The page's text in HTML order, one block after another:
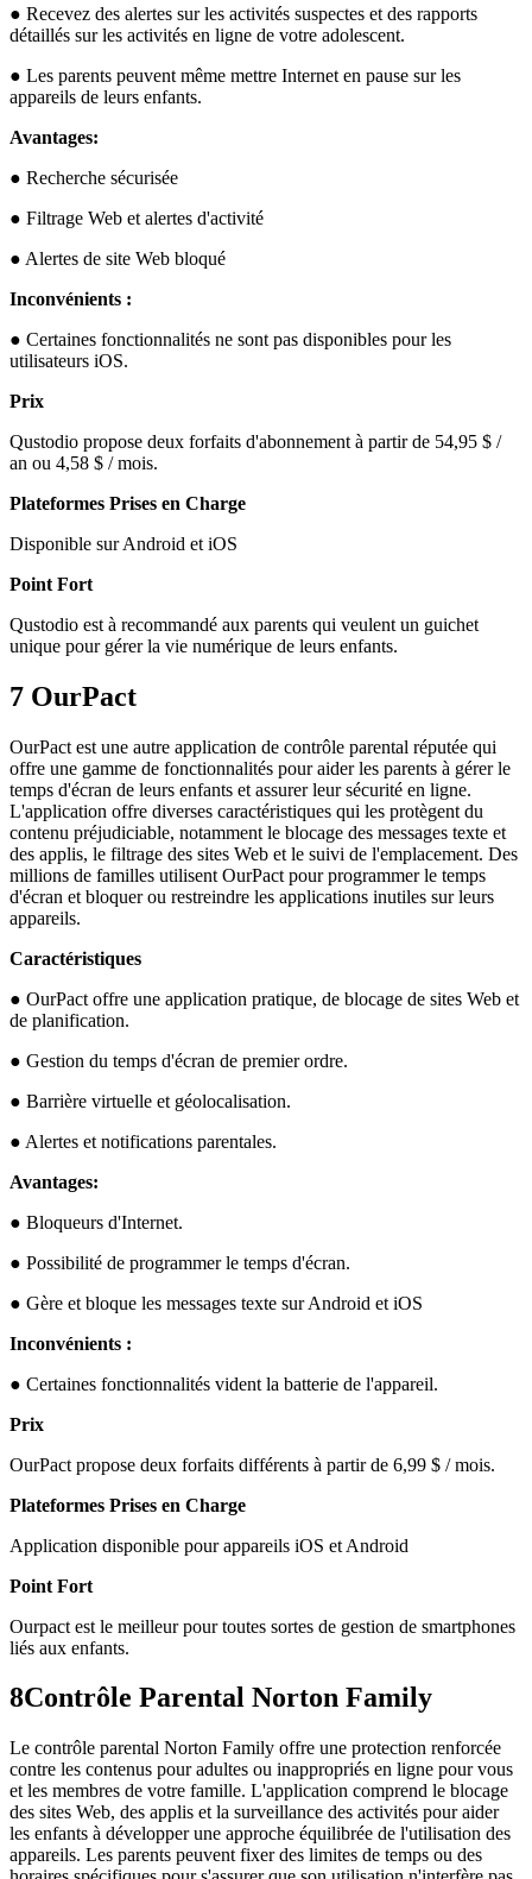
● Recevez des alertes sur les activités suspectes et des rapports
détaillés sur les activités en ligne de votre adolescent.
● Les parents peuvent même mettre Internet en pause sur les
appareils de leurs enfants.
Avantages:
● Recherche sécurisée
● Filtrage Web et alertes d'activité
● Alertes de site Web bloqué
Inconvénients :
● Certaines fonctionnalités ne sont pas disponibles pour les
utilisateurs iOS.
Prix
Qustodio propose deux forfaits d'abonnement à partir de 54,95 $ /
an ou 4,58 $ / mois.
Plateformes Prises en Charge
Disponible sur Android et iOS
Point Fort
Qustodio est à recommandé aux parents qui veulent un guichet
unique pour gérer la vie numérique de leurs enfants.
7 OurPact
OurPact est une autre application de contrôle parental réputée qui
offre une gamme de fonctionnalités pour aider les parents à gérer le
temps d'écran de leurs enfants et assurer leur sécurité en ligne.
L'application offre diverses caractéristiques qui les protègent du
contenu préjudiciable, notamment le blocage des messages texte et
des applis, le filtrage des sites Web et le suivi de l'emplacement. Des
millions de familles utilisent OurPact pour programmer le temps
d'écran et bloquer ou restreindre les applications inutiles sur leurs
appareils.
Caractéristiques
● OurPact offre une application pratique, de blocage de sites Web et
de planification.
● Gestion du temps d'écran de premier ordre.
● Barrière virtuelle et géolocalisation.
● Alertes et notifications parentales.
Avantages:
● Bloqueurs d'Internet.
● Possibilité de programmer le temps d'écran.
● Gère et bloque les messages texte sur Android et iOS
Inconvénients :
● Certaines fonctionnalités vident la batterie de l'appareil.
Prix
OurPact propose deux forfaits différents à partir de 6,99 $ / mois.
Plateformes Prises en Charge
Application disponible pour appareils iOS et Android
Point Fort
Ourpact est le meilleur pour toutes sortes de gestion de smartphones
liés aux enfants.
8Contrôle Parental Norton Family
Le contrôle parental Norton Family offre une protection renforcée
contre les contenus pour adultes ou inappropriés en ligne pour vous
et les membres de votre famille. L'application comprend le blocage
des sites Web, des applis et la surveillance des activités pour aider
les enfants à développer une approche équilibrée de l'utilisation des
appareils. Les parents peuvent fixer des limites de temps ou des